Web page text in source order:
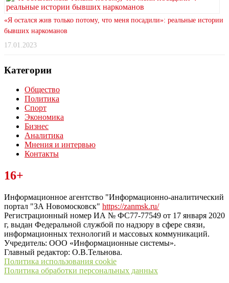
«Я остался жив только потому, что меня посадили»: реальные истории
бывших наркоманов
17.01.2023
Категории
Общество
Политика
Спорт
Экономика
Бизнес
Аналитика
Мнения и интервью
Контакты
Читайте последние новости дня в Тульской области на сайте
“ЗаНовомосковск”
16+
Информационное агентство "Информационно-аналитический
портал "ЗА Новомосковск" https://zanmsk.ru/
Регистрационный номер ИА № ФС77-77549 от 17 января 2020
г, выдан Федеральной службой по надзору в сфере связи,
информационных технологий и массовых коммуникаций.
Учредитель: ООО «Информационные системы».
Главный редактор: О.В.Тельнова.
Политика использования cookie
Политика обработки персональных данных